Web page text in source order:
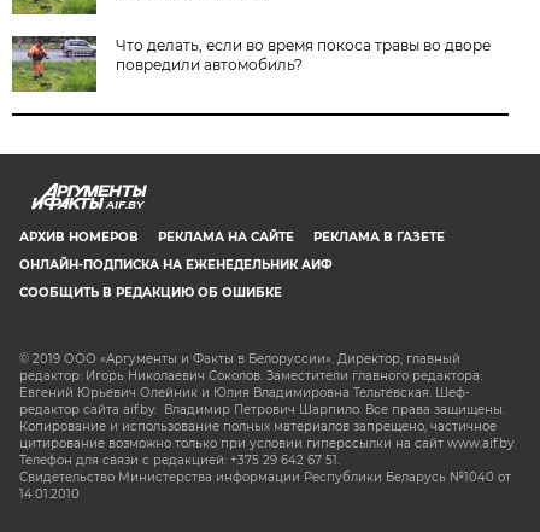
Что делать, если во время покоса травы во дворе
повредили автомобиль?
AIF.BY
АРХИВ НОМЕРОВ РЕКЛАМА НА САЙТЕ
РЕКЛАМА В ГАЗЕТЕ
ОНЛАЙН-ПОДПИСКА НА ЕЖЕНЕДЕЛЬНИК АИФ
СООБЩИТЬ В РЕДАКЦИЮ ОБ ОШИБКЕ
© 2019 ООО «Аргументы и Факты в Белоруссии». Директор, главный
редактор: Игорь Николаевич Соколов. Заместители главного редактора:
Евгений Юрьевич Олейник и Юлия Владимировна Тельтевская. Шеф-
редактор сайта aif.by: Владимир Петрович Шарпило. Все права защищены.
Копирование и использование полных материалов запрещено, частичное
цитирование возможно только при условии гиперссылки на сайт www.aif.by.
Телефон для связи с редакцией: +375 29 642 67 51.
Свидетельство Министерства информации Республики Беларусь №1040 от
14.01.2010